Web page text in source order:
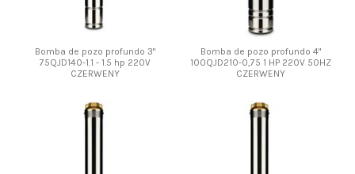
Bomba de pozo profundo 3"
75QJD140-1.1 - 1.5 hp 220V
CZERWENY
Bomba de pozo profundo 4"
100QJD210-0,75 1 HP 220V 50HZ
CZERWENY